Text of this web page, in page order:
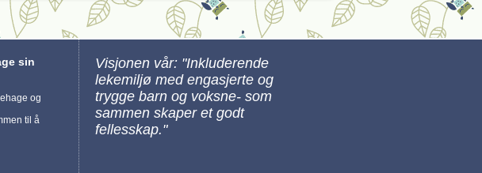
sin
og
til å
Visjonen vår: "Inkluderende
lekemiljø med engasjerte og
trygge barn og voksne- som
sammen skaper et godt
fellesskap."